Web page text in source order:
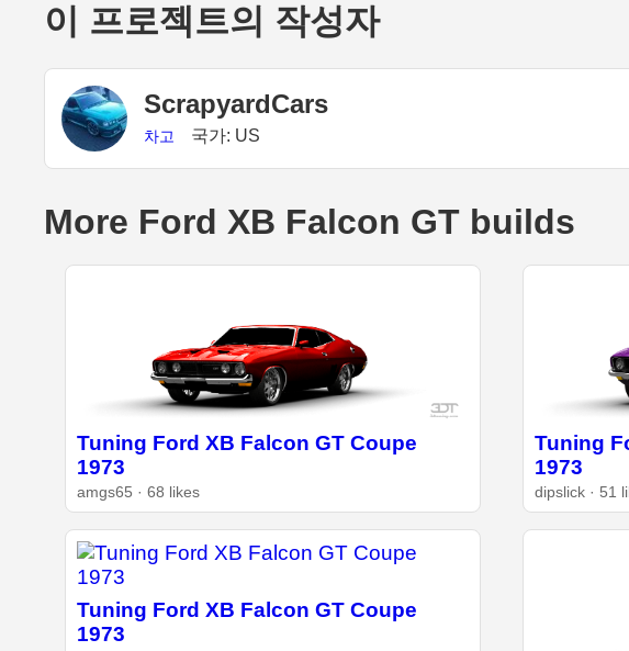
이 프로젝트의 작성자
ScrapyardCars
차고 국가: US
More Ford XB Falcon GT builds
Tuning Ford XB Falcon GT Coupe
1973
amgs65 · 68 likes
Tuning
1973
dipslick · 51
Tuning Ford XB Falcon GT Coupe
1973